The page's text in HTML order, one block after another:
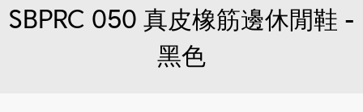
SBPRC 050 真皮橡筋邊休閒鞋 -
黑色